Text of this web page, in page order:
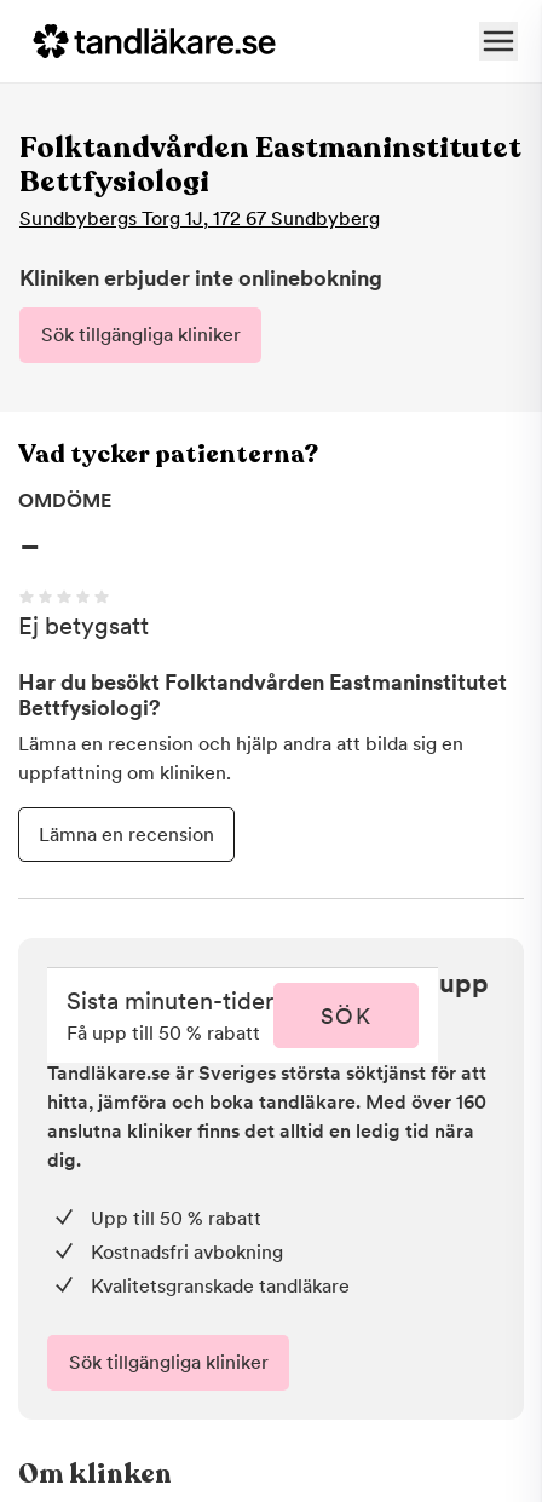
Folktandvården Eastmaninstitutet
Bettfysiologi
Sundbybergs Torg 1J, 172 67 Sundbyberg
Kliniken erbjuder inte onlinebokning
Sök tillgängliga kliniker
Vad tycker patienterna?
OMDÖME
-
Ej betygsatt
Har du besökt Folktandvården Eastmaninstitutet
Bettfysiologi?
Lämna en recension och hjälp andra att bilda sig en
uppfattning om kliniken.
Lämna en recension
Sista minuten i Sundbyberg - få upp
till 50 % rabatt
Tandläkare.se är Sveriges största söktjänst för att
hitta, jämföra och boka tandläkare. Med över 160
anslutna kliniker finns det alltid en ledig tid nära
dig.
Upp till 50 % rabatt
Kostnadsfri avbokning
Kvalitetsgranskade tandläkare
Sök tillgängliga kliniker
Sista minuten-tider
Få upp till 50 % rabatt
SÖK
Om klinken